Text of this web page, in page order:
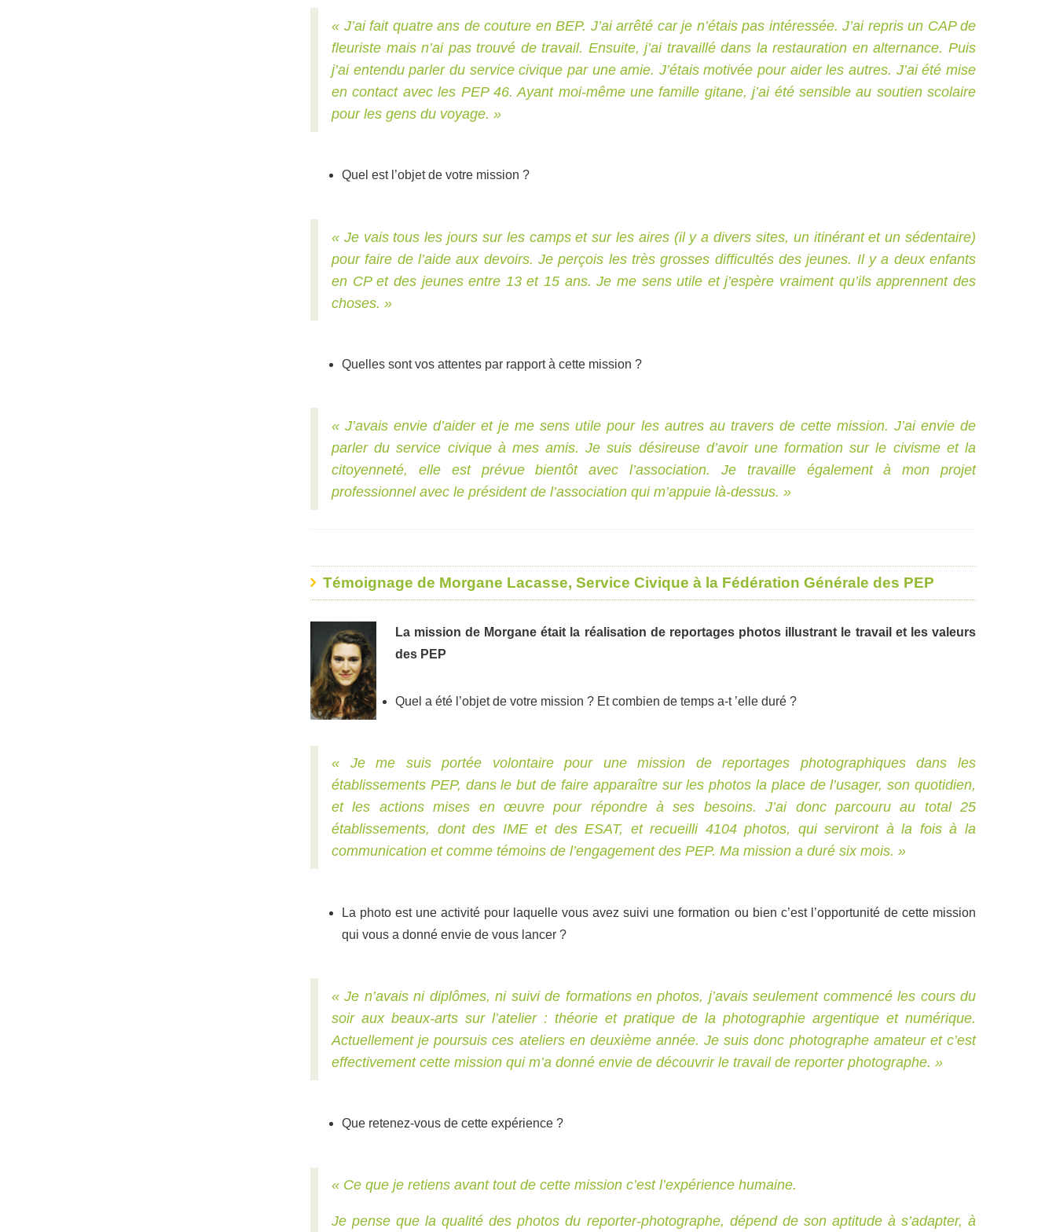
« J’ai fait quatre ans de couture en BEP. J’ai arrêté car je n’étais pas intéressée. J’ai repris un CAP de
fleuriste mais n’ai pas trouvé de travail. Ensuite, j’ai travaillé dans la restauration en alternance. Puis
j’ai entendu parler du service civique par une amie. J’étais motivée pour aider les autres. J’ai été mise
en contact avec les PEP 46. Ayant moi-même une famille gitane, j’ai été sensible au soutien scolaire
pour les gens du voyage. »
Quel est l’objet de votre mission ?
« Je vais tous les jours sur les camps et sur les aires (il y a divers sites, un itinérant et un sédentaire)
pour faire de l’aide aux devoirs. Je perçois les très grosses difficultés des jeunes. Il y a deux enfants
en CP et des jeunes entre 13 et 15 ans. Je me sens utile et j’espère vraiment qu’ils apprennent des
choses. »
Quelles sont vos attentes par rapport à cette mission ?
« J’avais envie d’aider et je me sens utile pour les autres au travers de cette mission. J’ai envie de
parler du service civique à mes amis. Je suis désireuse d’avoir une formation sur le civisme et la
citoyenneté, elle est prévue bientôt avec l’association. Je travaille également à mon projet
professionnel avec le président de l’association qui m’appuie là-dessus. »
Témoignage de Morgane Lacasse, Service Civique à la Fédération Générale des PEP
La mission de Morgane était la réalisation de reportages photos illustrant le travail et les valeurs
des PEP
Quel a été l’objet de votre mission ? Et combien de temps a-t ’elle duré ?
« Je me suis portée volontaire pour une mission de reportages photographiques dans les
établissements PEP, dans le but de faire apparaître sur les photos la place de l’usager, son quotidien,
et les actions mises en œuvre pour répondre à ses besoins. J’ai donc parcouru au total 25
établissements, dont des IME et des ESAT, et recueilli 4104 photos, qui serviront à la fois à la
communication et comme témoins de l’engagement des PEP. Ma mission a duré six mois. »
La photo est une activité pour laquelle vous avez suivi une formation ou bien c’est l’opportunité de cette mission
qui vous a donné envie de vous lancer ?
« Je n’avais ni diplômes, ni suivi de formations en photos, j’avais seulement commencé les cours du
soir aux beaux-arts sur l’atelier : théorie et pratique de la photographie argentique et numérique.
Actuellement je poursuis ces ateliers en deuxième année. Je suis donc photographe amateur et c’est
effectivement cette mission qui m’a donné envie de découvrir le travail de reporter photographe. »
Que retenez-vous de cette expérience ?
« Ce que je retiens avant tout de cette mission c’est l’expérience humaine.
Je pense que la qualité des photos du reporter-photographe, dépend de son aptitude à s’adapter, à